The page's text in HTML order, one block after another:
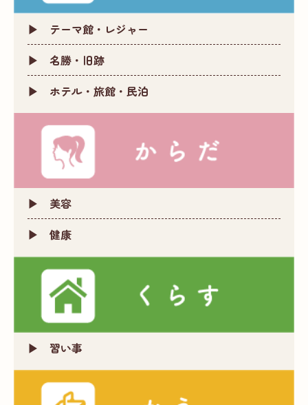
テーマ館・レジャー
名勝・旧跡
ホテル・旅館・民泊
美容
健康
習い事